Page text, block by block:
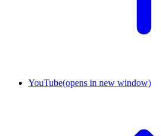
YouTube(opens in new window)